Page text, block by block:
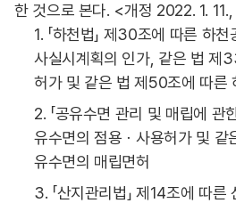
한 것으로 본다. <개정 2022. 1.
1. 「하천법」 제30조에 따른 하
사실시계획의 인가, 같은 법 제
허가 및 같은 법 제50조에 따른
2. 「공유수면 관리 및 매립에 관
유수면의 점용ㆍ사용허가 및
유수면의 매립면허
3. 「산지관리법」 제14조에 따